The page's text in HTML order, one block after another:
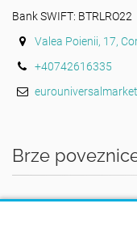
Bank SWIFT: BTRLRO22
Valea Poienii, 17,
+40742616335
Brze